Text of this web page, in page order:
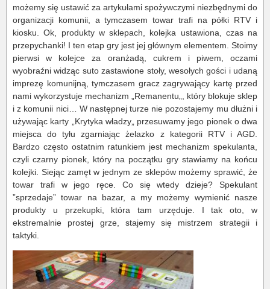
możemy się ustawić za artykułami spożywczymi niezbędnymi do
organizacji komunii, a tymczasem towar trafi na półki RTV i
kiosku. Ok, produkty w sklepach, kolejka ustawiona, czas na
przepychanki! I ten etap gry jest jej głównym elementem. Stoimy
pierwsi w kolejce za oranżadą, cukrem i piwem, oczami
wyobraźni widząc suto zastawione stoły, wesołych gości i udaną
imprezę komunijną, tymczasem gracz zagrywający kartę przed
nami wykorzystuje mechanizm „Remanentu„, który blokuje sklep
i z komunii nici… W następnej turze nie pozostajemy mu dłużni i
używając karty „Krytyka władzy„ przesuwamy jego pionek o dwa
miejsca do tyłu zgarniając żelazko z kategorii RTV i AGD.
Bardzo często ostatnim ratunkiem jest mechanizm spekulanta,
czyli czarny pionek, który na początku gry stawiamy na końcu
kolejki. Siejąc zamęt w jednym ze sklepów możemy sprawić, że
towar trafi w jego ręce. Co się wtedy dzieje? Spekulant
”sprzedaje” towar na bazar, a my możemy wymienić nasze
produkty u przekupki, która tam urzęduje. I tak oto, w
ekstremalnie prostej grze, stajemy się mistrzem strategii i
taktyki.